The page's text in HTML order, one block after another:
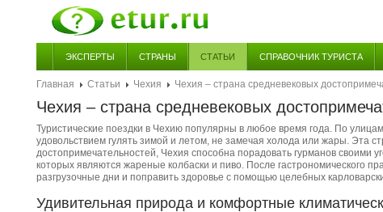
ЭКСПЕРТЫ СТРАНЫ СТАТЬИ СПРАВОЧНИК ТУРИСТА
Главная Статьи Чехия Чехия – страна средневековых
Чехия – страна средневековых
Туристические поездки в Чехию популярны в любое время года. По
удовольствием гулять зимой и летом, не замечая холода или жары. Эта
достопримечательностей, Чехия способна порадовать гурманов
которых являются жареные колбаски и пиво. После гастрономического
разгрузочные дни и поправить здоровье с помощью целебных
Удивительная природа и комфортные